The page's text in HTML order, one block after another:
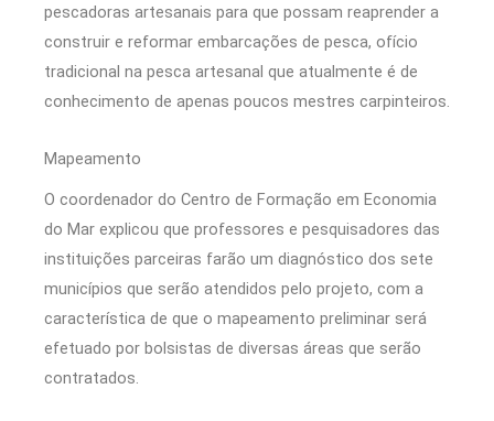
pescadoras artesanais para que possam reaprender a
construir e reformar embarcações de pesca, ofício
tradicional na pesca artesanal que atualmente é de
conhecimento de apenas poucos mestres carpinteiros.
Mapeamento
O coordenador do Centro de Formação em Economia
do Mar explicou que professores e pesquisadores das
instituições parceiras farão um diagnóstico dos sete
municípios que serão atendidos pelo projeto, com a
característica de que o mapeamento preliminar será
efetuado por bolsistas de diversas áreas que serão
contratados.